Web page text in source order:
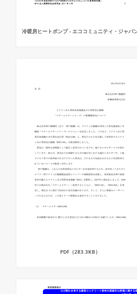
冷暖房ヒートポンプ - エココミュニティ・ジャパ
PDF（283.3KB）